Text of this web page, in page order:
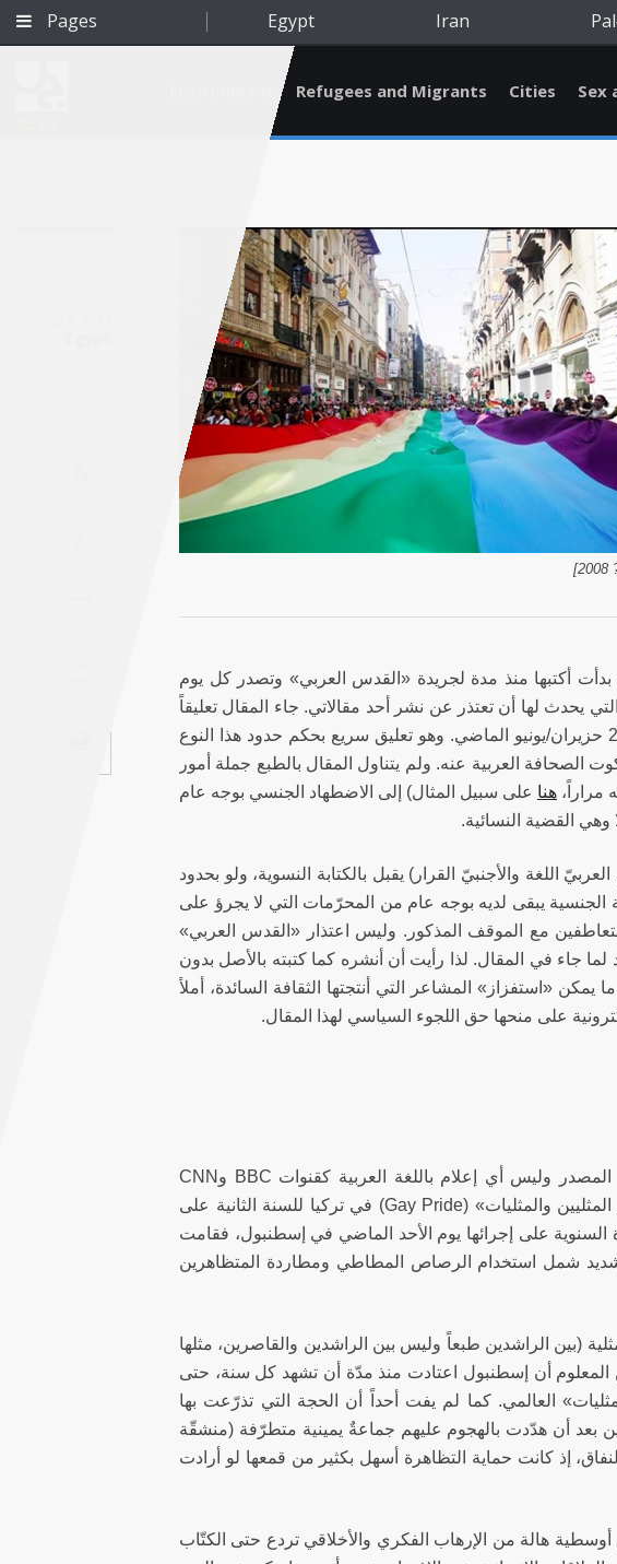
Pages Egypt Iran
Refugees and Migrants Cities Sex
أكتبها منذ مدة لجريدة «القدس العربي» وتصدر كل يوم
التي يحدث لها أن تعتذر عن نشر أحد مقالاتي. جاء المقال تعليقاً
على أحداث القمع التي وقعت في إسطنبول يوم الأحد في 25 حزيران/يونيو الماضي. وهو تعليق سريع بحكم حدود هذا النوع
العربية عنه. ولم يتناول المقال بالطبع جملة أمور
مراراً، هنا على سبيل المثال) إلى الاضطهاد الجنسي بوجه عام
وهي القضية النسائية.
اللغة والأجنبيّ القرار) يقبل بالكتابة النسوية، ولو بحدود
يبقى لديه بوجه عام من المحرّمات التي لا يجرؤ على
مع الموقف المذكور. وليس اعتذار «القدس العربي»
جاء في المقال. لذا رأيت أن أنشره كما كتبته بالأصل بدون
«استفزاز» المشاعر التي أنتجتها الثقافة السائدة، أملاً
على منحها حق اللجوء السياسي لهذا المقال.
تجاهل معظم الإعلام العربي (والمقصود هنا الإعلام العربيّ المصدر وليس أي إعلام باللغة العربية كقنوات BBC وCNN
وFrance24 العربية) حظر السلطات التركية لتظاهرة «فخر المثليين والمثليات» (Gay Pride) في تركيا للسنة الثانية على
على إجرائها يوم الأحد الماضي في إسطنبول، فقامت
شمل استخدام الرصاص المطاطي ومطاردة المتظاهرين
(بين الراشدين طبعاً وليس بين الراشدين والقاصرين، مثلها
المعلوم أن إسطنبول اعتادت منذ مدّة أن تشهد كل سنة، حتى
العالمي. كما لم يفت أحداً أن الحجة التي تذرّعت بها
بعد أن هدّدت بالهجوم عليهم جماعةٌ يمينية متطرّفة (منشقّة
إذ كانت حماية التظاهرة أسهل بكثير من قمعها لو أرادت
هالة من الإرهاب الفكري والأخلاقي تردع حتى الكتّاب